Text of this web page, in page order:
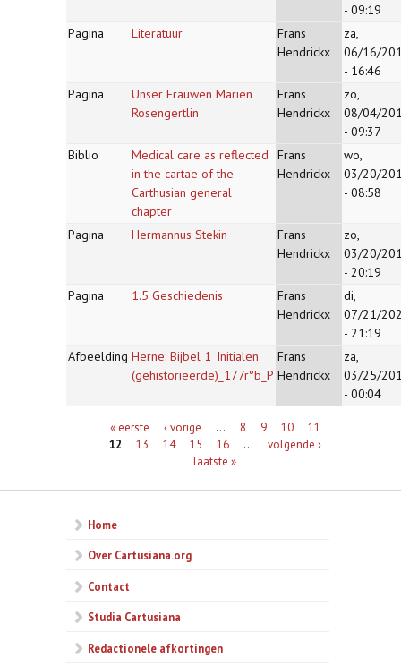
- 09:19
Pagina
Literatuur
Frans
Hendrickx
za,
06/16/
- 16:46
Pagina
Unser Frauwen Marien
Rosengertlin
Frans
Hendrickx
zo,
08/04/
- 09:37
Biblio
Medical care as reflected
in the cartae of the
Carthusian general
chapter
Frans
Hendrickx
wo,
03/20/
- 08:58
Pagina Hermannus Stekin
Frans
Hendrickx
zo,
03/20/
- 20:19
Pagina
1.5 Geschiedenis
Frans
Hendrickx
di,
07/21/
- 21:19
Afbeelding Herne: Bijbel 1_Initialen
(gehistorieerde)_177r°b_P
Frans
Hendrickx
za,
03/25/
- 00:04
Pagina's« eerste ‹ vorige … 8 9 10
11
12
13 14 15 16 …
volgende ›
laatste »
Home
Over Cartusiana.org
Contact
Studia Cartusiana
Redactionele afkortingen